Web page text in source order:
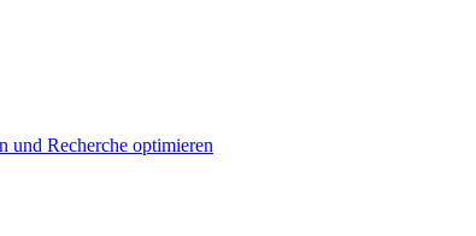
und Recherche optimieren